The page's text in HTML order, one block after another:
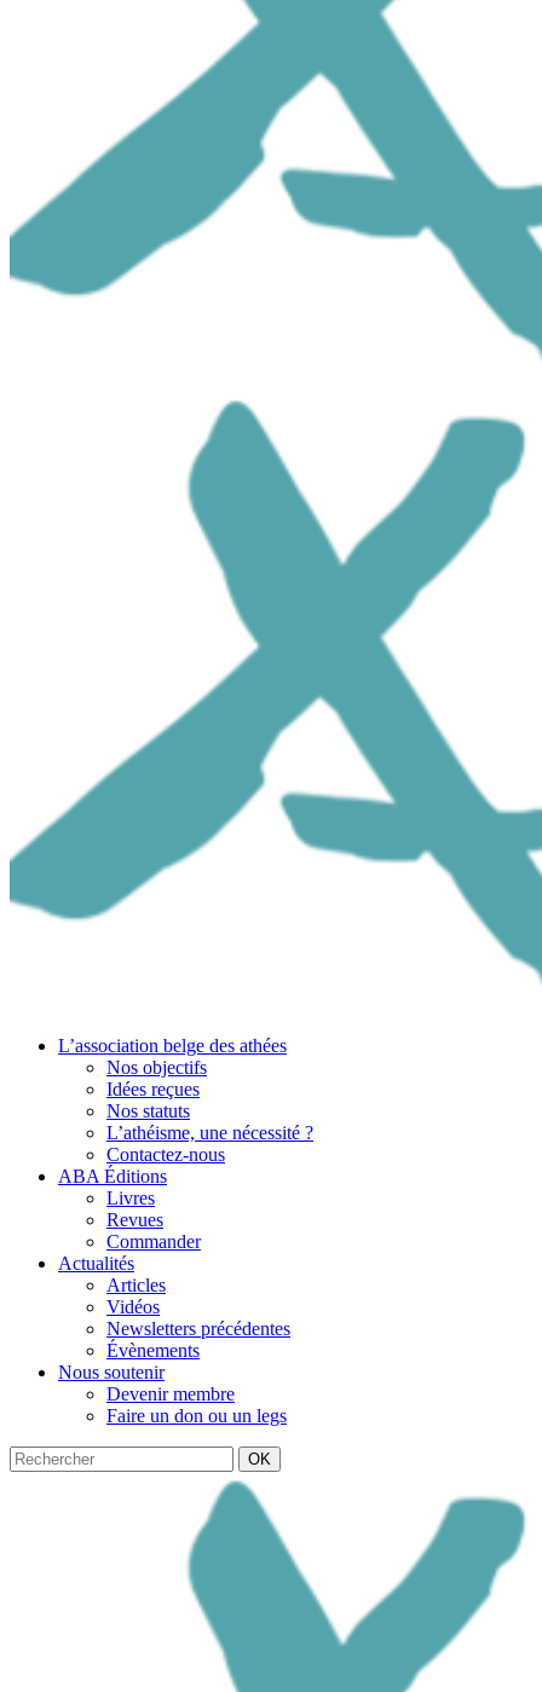
L’association belge des athées
Nos objectifs
Idées reçues
Nos statuts
L’athéisme, une nécessité ?
Contactez-nous
ABA Éditions
Livres
Revues
Commander
Actualités
Articles
Vidéos
Newsletters précédentes
Évènements
Nous soutenir
Devenir membre
Faire un don ou un legs
OK